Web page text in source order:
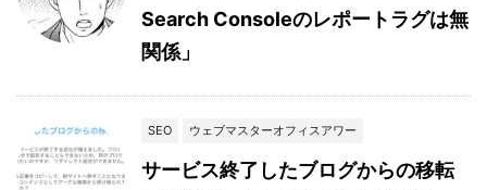
Search Consoleのレポートラグは無
関係」
SEO ウェブマスターオフィスアワー
サービス終了したブログからの移転